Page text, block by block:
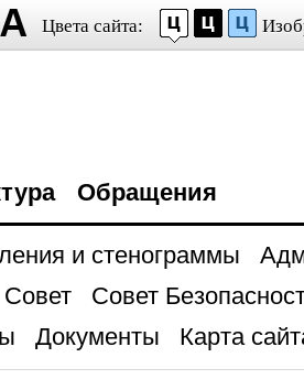
Цвета сайта:
Обращения
и стенограммы
Совет
Документы Карта